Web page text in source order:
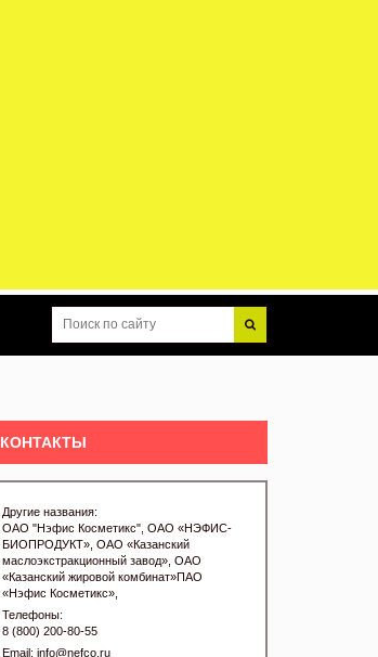
КОНТАКТЫ
Другие названия:
ОАО "Нэфис Косметикс", ОАО «НЭФИС-
БИОПРОДУКТ», ОАО «Казанский
маслоэкстракционный завод», ОАО
«Казанский жировой комбинат»ПАО
«Нэфис Косметикс»,
Телефоны:
8 (800) 200-80-55
Email: info@nefco.ru